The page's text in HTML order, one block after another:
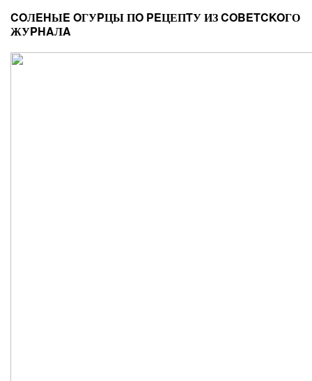
COЛEHЫE OГУPЦЫ ПO PEЦЕПTУ ИЗ COBETCKOГО
ЖУPHAЛA